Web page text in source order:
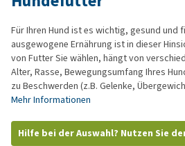
Für Ihren Hund ist es wichtig, gesund und
ausgewogene Ernährung ist in dieser
von Futter Sie wählen, hängt von
Alter, Rasse, Bewegungsumfang Ihres
zu Beschwerden (z.B. Gelenke,
Mehr Informationen
Hilfe bei der Auswahl? Nutzen Sie